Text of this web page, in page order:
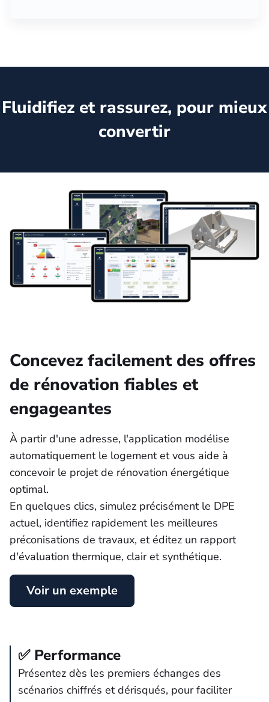
Fluidifiez et rassurez, pour mieux
convertir
Concevez facilement des offres
de rénovation fiables et
engageantes
À partir d'une adresse, l'application modélise
automatiquement le logement et vous aide à
concevoir le projet de rénovation énergétique
optimal.
En quelques clics, simulez précisément le DPE
actuel, identifiez rapidement les meilleures
préconisations de travaux, et éditez un rapport
d'évaluation thermique, clair et synthétique.
Voir un exemple
✅ Performance
Présentez dès les premiers échanges des
scénarios chiffrés et dérisqués, pour faciliter